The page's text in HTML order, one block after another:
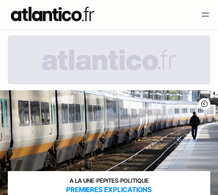
A LA UNE›PÉPITES›POLITIQUE
PREMIERES EXPLICATIONS